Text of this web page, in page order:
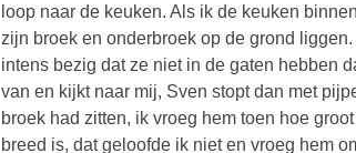
loop naar de keuken. Als ik de keuken
zijn broek en onderbroek op de grond
intens bezig dat ze niet in de gaten hebben
van en kijkt naar mij, Sven stopt dan met
broek had zitten, ik vroeg hem toen hoe
breed is, dat geloofde ik niet en vroeg hem